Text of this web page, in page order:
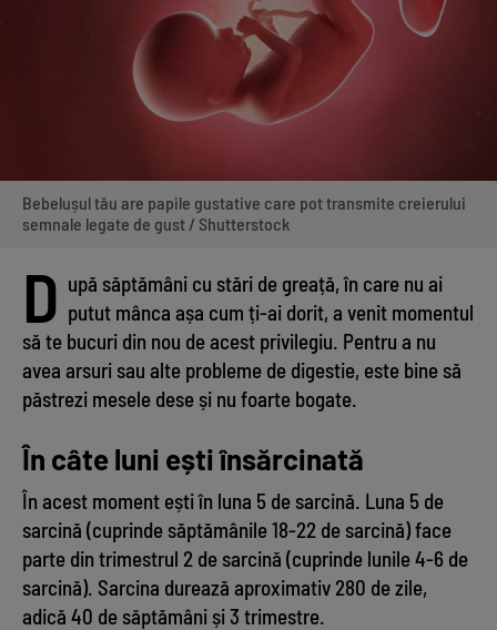
Bebelușul tău are papile gustative care pot transmite creierului
semnale legate de gust / Shutterstock
D upă săptămâni cu stări de greață, în care nu ai
putut mânca așa cum ți-ai dorit, a venit momentul
să te bucuri din nou de acest privilegiu. Pentru a nu
avea arsuri sau alte probleme de digestie, este bine să
păstrezi mesele dese și nu foarte bogate.
În câte luni ești însărcinată
În acest moment ești în luna 5 de sarcină. Luna 5 de
sarcină (cuprinde săptămânile 18-22 de sarcină) face
parte din trimestrul 2 de sarcină (cuprinde lunile 4-6 de
sarcină). Sarcina durează aproximativ 280 de zile,
adică 40 de săptămâni și 3 trimestre.